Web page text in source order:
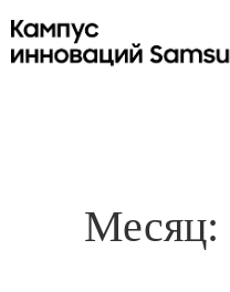
Месяц: